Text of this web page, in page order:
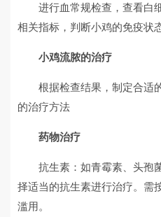
进行血常规检查，查看白
相关指标，判断小鸡的免疫状
小鸡流脓的治疗
根据检查结果，制定合适
的治疗方法
药物治疗
抗生素：如青霉素、头孢
择适当的抗生素进行治疗。需
滥用。